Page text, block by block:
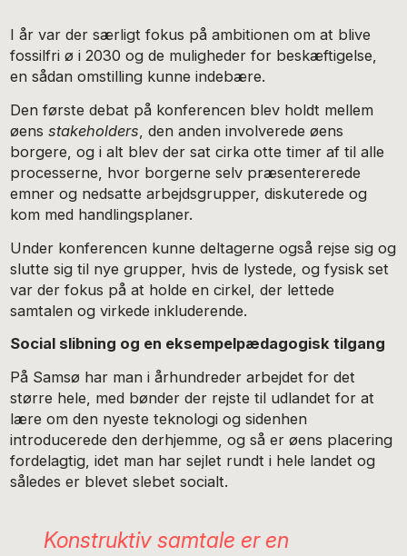
I år var der særligt fokus på ambitionen om at blive
fossilfri ø i 2030 og de muligheder for beskæftigelse,
en sådan omstilling kunne indebære.
Den første debat på konferencen blev holdt mellem
øensstakeholders , den anden involverede øens
borgere, og i alt blev der sat cirka otte timer af til alle
processerne, hvor borgerne selv præsentererede
emner og nedsatte arbejdsgrupper, diskuterede og
kom med handlingsplaner.
Under konferencen kunne deltagerne også rejse sig og
slutte sig til nye grupper, hvis de lystede, og fysisk set
var der fokus på at holde en cirkel, der lettede
samtalen og virkede inkluderende.
Social slibning og en eksempelpædagogisk tilgang
På Samsø har man i århundreder arbejdet for det
større hele, med bønder der rejste til udlandet for at
lære om den nyeste teknologi og sidenhen
introducerede den derhjemme, og så er øens placering
fordelagtig, idet man har sejlet rundt i hele landet og
således er blevet slebet socialt.
Konstruktiv samtale er en